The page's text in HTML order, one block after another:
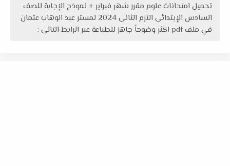
تحميل امتحانات علوم مقرر شهر فبراير + نموذج الإجابة للصف
السادس الإبتدائى الترم الثانى 2024 لمستر عبد الوهاب عثمان
في ملف pdf اكثر وضوحاً جاهز للطباعة عبر الرابط التالى :